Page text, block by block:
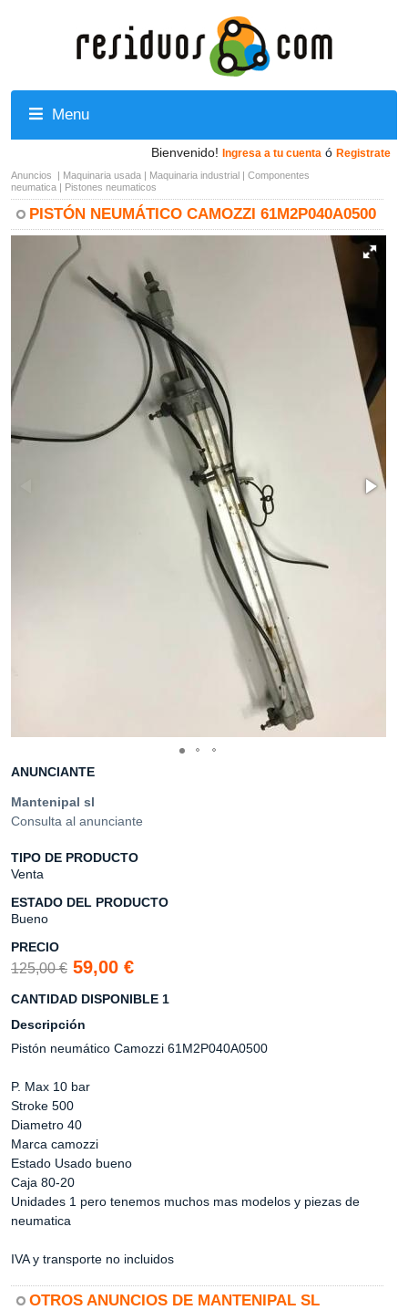
Menu
Bienvenido! Ingresa a tu cuenta ó Registrate
Anuncios | Maquinaria usada | Maquinaria industrial | Componentes
neumatica | Pistones neumaticos
PISTÓN NEUMÁTICO CAMOZZI 61M2P040A0500
ANUNCIANTE
Mantenipal sl
Consulta al anunciante
TIPO DE PRODUCTO
Venta
ESTADO DEL PRODUCTO
Bueno
PRECIO
125,00 € 59,00 €
CANTIDAD DISPONIBLE 1
Descripción
Pistón neumático Camozzi 61M2P040A0500
P. Max 10 bar
Stroke 500
Diametro 40
Marca camozzi
Estado Usado bueno
Caja 80-20
Unidades 1 pero tenemos muchos mas modelos y piezas de
neumatica
IVA y transporte no incluidos
OTROS ANUNCIOS DE MANTENIPAL SL